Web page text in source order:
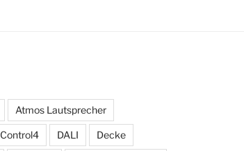
Atmos Lautsprecher
Control4 DALI Decke